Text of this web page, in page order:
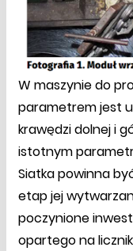
W maszynie do
parametrem jest
krawędzi dolnej i
istotnym
Siatka powinna
etap jej
poczynione
opartego na